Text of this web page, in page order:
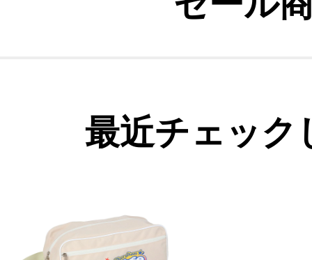
最近チェック